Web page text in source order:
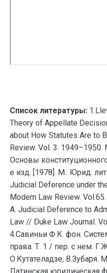
Список литературы:
Theory of Appellate
about How Statutes Are to
Review. Vol. 3. 1949–1950.
Основы
е изд. [1978]. М.: Юрид.
Judicial Deference under
Modern Law Review.
A. Judicial Deference to
Law // Duke Law Journal.
4.Савиньи Ф.К. фон.
права. Т. 1 / пер. с нем.
О.Кутателадзе, В.Зубаря.